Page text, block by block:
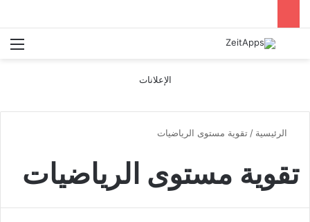
بحث عن
الإعلانات
الرئيسية / تقوية مستوى الرياضيات
تقوية مستوى الرياضيات